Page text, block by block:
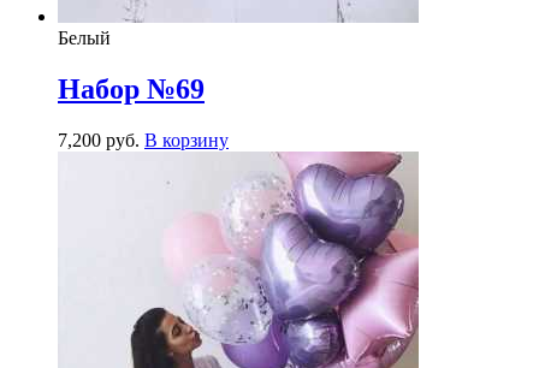
Белый
Набор №69
7,200 руб. В корзину